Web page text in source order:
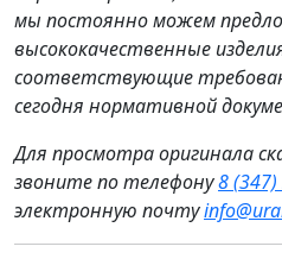
мы постоянно можем
высококачественные
соответствующие
сегодня нормативной
Для просмотра оригинала
звоните по телефону8 (347)
электронную почту